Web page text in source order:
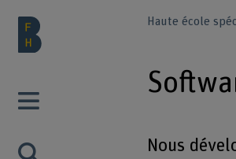
Haute école
Nous